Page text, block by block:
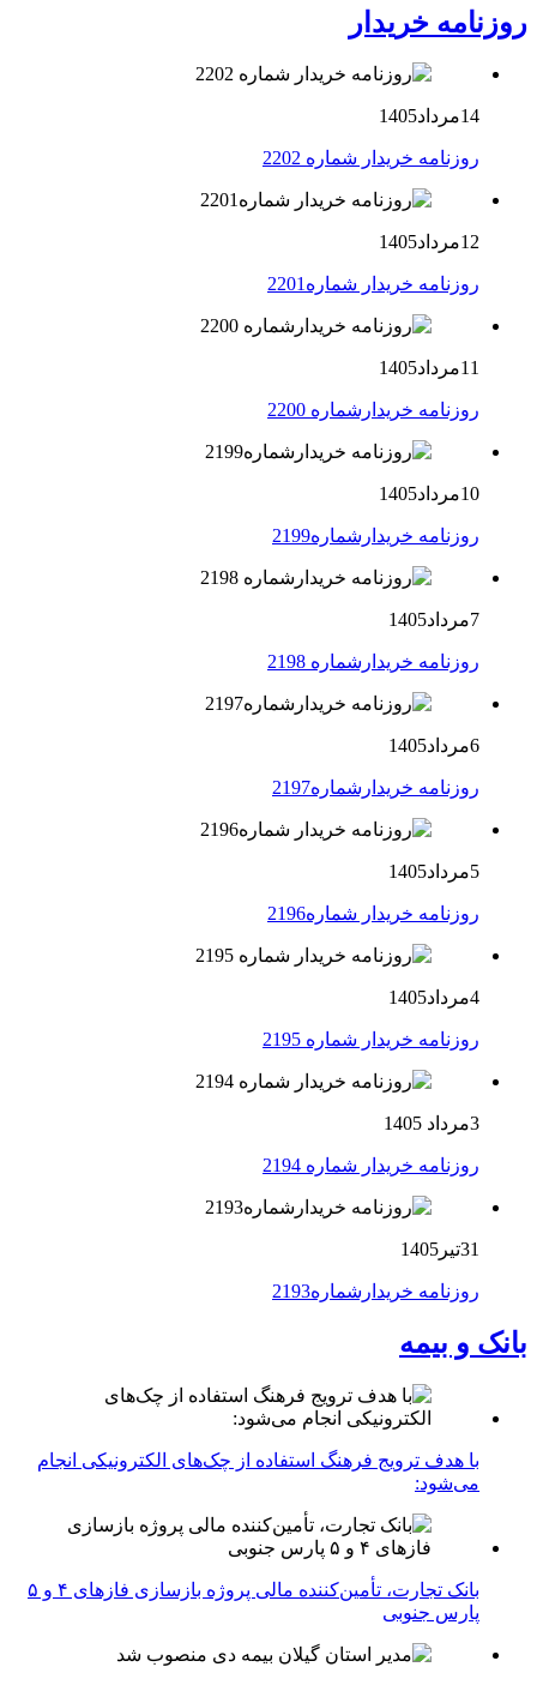
روزنامه خریدار
14مرداد1405
روزنامه خریدار شماره 2202
12مرداد1405
روزنامه خریدار شماره2201
11مرداد1405
روزنامه خریدارشماره 2200
10مرداد1405
روزنامه خریدارشماره2199
7مرداد1405
روزنامه خریدارشماره 2198
6مرداد1405
روزنامه خریدارشماره2197
5مرداد1405
روزنامه خریدار شماره2196
4مرداد1405
روزنامه خریدار شماره 2195
3مرداد 1405
روزنامه خریدار شماره 2194
31تیر1405
روزنامه خریدارشماره2193
بانک و بیمه
با هدف ترویج فرهنگ استفاده از چک‌های الکترونیکی انجام
می‌شود:
بانک تجارت، تأمین‌کننده مالی پروژه بازسازی فازهای ۴ و ۵
پارس جنوبی